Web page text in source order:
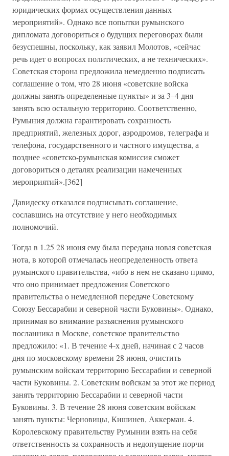
юридических формах осуществления данных
мероприятий». Однако все попытки румынского
дипломата договориться о будущих переговорах были
безуспешны, поскольку, как заявил Молотов, «сейчас
речь идет о вопросах политических, а не технических».
Советская сторона предложила немедленно подписать
соглашение о том, что 28 июня «советские войска
должны занять определенные пункты» и за 3–4 дня
занять всю остальную территорию. Соответственно,
Румыния должна гарантировать сохранность
предприятий, железных дорог, аэродромов, телеграфа и
телефона, государственного и частного имущества, а
позднее «советско-румынская комиссия сможет
договориться о деталях реализации намеченных
мероприятий».[362]
Давидеску отказался подписывать соглашение,
сославшись на отсутствие у него необходимых
полномочий.
Тогда в 1.25 28 июня ему была передана новая советская
нота, в которой отмечалась неопределенность ответа
румынского правительства, «ибо в нем не сказано прямо,
что оно принимает предложения Советского
правительства о немедленной передаче Советскому
Союзу Бессарабии и северной части Буковины». Однако,
принимая во внимание разъяснения румынского
посланника в Москве, советское правительство
предложило: «1. В течение 4-х дней, начиная с 2 часов
дня по московскому времени 28 июня, очистить
румынским войскам территорию Бессарабии и северной
части Буковины. 2. Советским войскам за этот же период
занять территорию Бессарабии и северной части
Буковины. 3. В течение 28 июня советским войскам
занять пункты: Черновицы, Кишинев, Аккерман. 4.
Королевскому правительству Румынии взять на себя
ответственность за сохранность и недопущение порчи